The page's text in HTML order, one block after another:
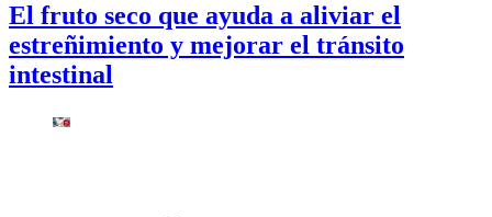
El fruto seco que ayuda a aliviar el
estreñimiento y mejorar el tránsito
intestinal